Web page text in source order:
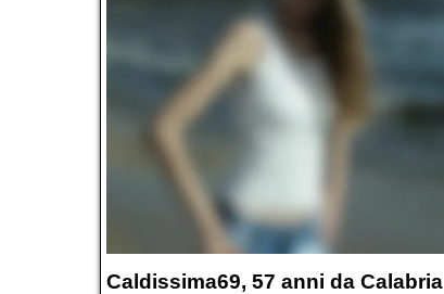
Caldissima69, 57 anni da Calabria